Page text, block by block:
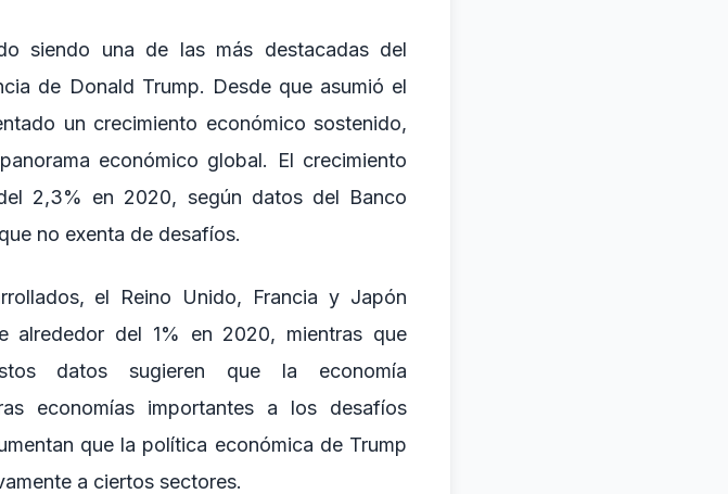
siendo una de las más destacadas del
de Donald Trump. Desde que asumió el
un crecimiento económico sostenido,
económico global. El crecimiento
2,3% en 2020, según datos del Banco
no exenta de desafíos.
el Reino Unido, Francia y Japón
alrededor del 1% en 2020, mientras que
datos sugieren que la economía
economías importantes a los desafíos
que la política económica de Trump
a ciertos sectores.